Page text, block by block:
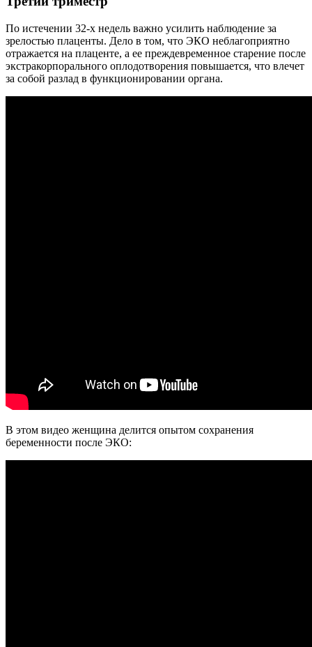
По истечении 32-х недель важно усилить наблюдение за
зрелостью плаценты. Дело в том, что ЭКО неблагоприятно
отражается на плаценте, а ее преждевременное старение после
экстракорпорального оплодотворения повышается, что влечет
за собой разлад в функционировании органа.
В этом видео женщина делится опытом сохранения
беременности после ЭКО: